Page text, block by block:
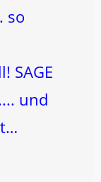
so
SAGE
und